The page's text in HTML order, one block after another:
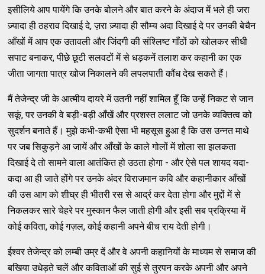
इसीलिये आप पायेंगे कि उनके बोलने और बात करने के अंदाज में भले ही जरा
ज़्‍यादा ही ठहराव दिखाई दे, ज़रा ज़्‍यादा ही सौम्‍य अदा दिखाई दे पर उनकी बेचैन
आँखों में आप एक उतावली और जिंदगी की संश्‍लिष्‍ट गाँठों को खोलकर सीधी
सपाट बनाकर, पीछे छूटी सलवटों में से धड़कनें तलाश कर कहानी का एक
जीता जागता पात्र खोज निकालने की लपलपाती कौंध देख सकते हैं।
मैं तेजेन्‍द्र जी के आत्‍मीय दायरे में उतनी नहीं शामिल हूँ कि उन्‍हें निकट से जान
सकूं, पर उनकी वे बड़ी-बड़ी आँखें और प्रशस्‍त ललाट जो उनके व्‍यक्‍तित्‍व को
सुदर्शन बनाते हैं। मुझे कभी-कभी ऐसा भी महसूस हुआ है कि उस उन्‍नत माथे
पर जब सिकुड़ने आ जायें और आँखों के काले गोलों में शोला सा झलकता
दिखाई दे तो सामने वाला आतंकित हो उठता होगा - और ऐसे पल शायद यदा-
कदा आ ही जाते होंगे पर उनके अंदर विराजमान कवि और कहानीकार आँखों
की उस आग को शीघ्र ही भीतरी रस से आर्द्र कर देता होगा और मुद्दों में से
निकलकर सारे चेहरे पर मुस्‍कान फैल जाती होगी और इसी सब प्रक्रिया में
कोई कविता, कोई गज़ल, कोई कहानी अपने बीच राय देती होगी।
ईश्‍वर तेजेन्‍द्र को लम्‍बी उम्र दें और वे अपनी कहानियों के माध्‍यम से समाज की
बखिया उधेड़ते चलें और कविताओं की सुई से तुरपन करके अपनी और अपने